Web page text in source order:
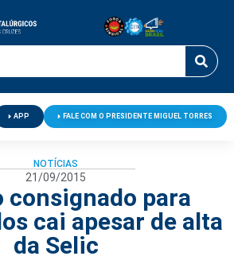
APP FALE COM O PRESIDENTE MIGUEL TORRES
NOTÍCIAS
21/09/2015
consignado para
cai apesar de alta
da Selic